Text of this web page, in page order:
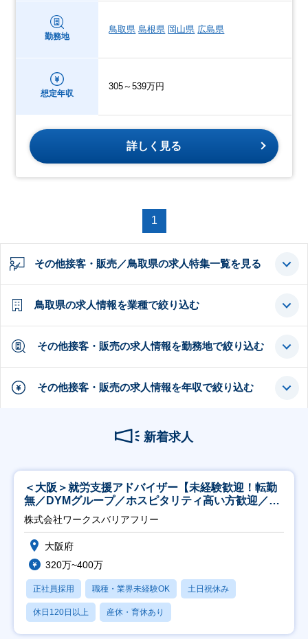
勤務地
鳥取県 島根県 岡山県 広島県
想定年収
305～539万円
詳しく見る
1
その他接客・販売／鳥取県の求人特集一覧を見る
鳥取県の求人情報を業種で絞り込む
その他接客・販売の求人情報を勤務地で絞り込む
その他接客・販売の求人情報を年収で絞り込む
新着求人
＜大阪＞就労支援アドバイザー【未経験歓迎！転勤
無／DYMグループ／ホスピタリティ高い方歓迎／土
日祝】
株式会社ワークスバリアフリー
大阪府
320万~400万
正社員採用 職種・業界未経験OK 土日祝休み
休日120日以上 産休・育休あり